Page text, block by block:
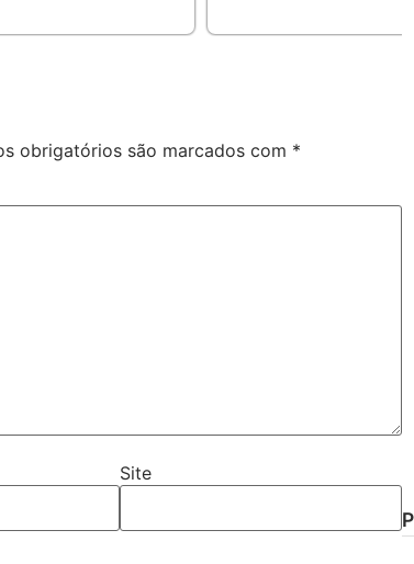
obrigatórios são marcados com *
Site